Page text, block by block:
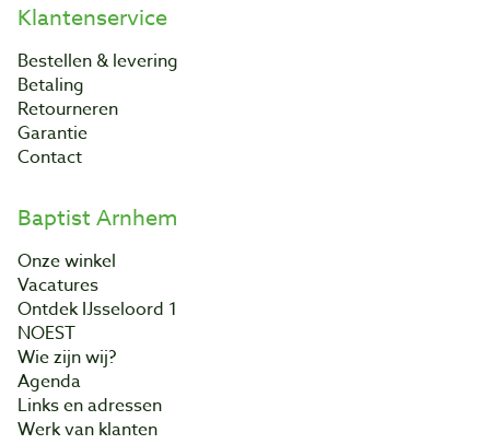
Klantenservice
Bestellen & levering
Betaling
Retourneren
Garantie
Contact
Baptist Arnhem
Onze winkel
Vacatures
Ontdek IJsseloord 1
NOEST
Wie zijn wij?
Agenda
Links en adressen
Werk van klanten